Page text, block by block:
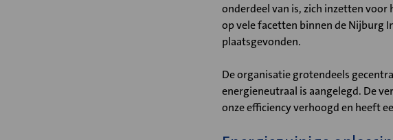
onderdeel van is, zich inzetten
op vele facetten binnen de Nijburg
plaatsgevonden.
De organisatie grotendeels
energieneutraal is aangelegd. De
onze efficiency verhoogd en heeft